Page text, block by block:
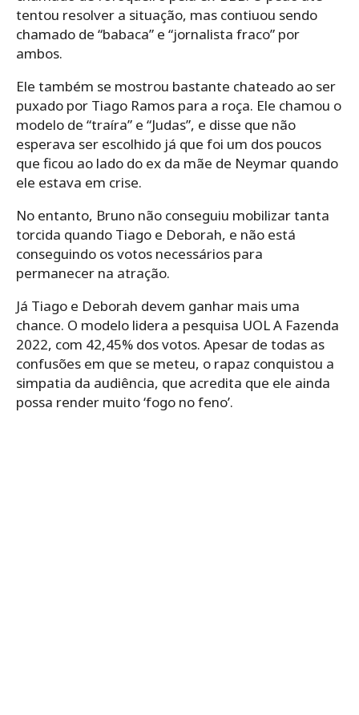
tentou resolver a situação, mas contiuou sendo
chamado de “babaca” e “jornalista fraco” por
ambos.
Ele também se mostrou bastante chateado ao ser
puxado por Tiago Ramos para a roça. Ele chamou o
modelo de “traíra” e “Judas”, e disse que não
esperava ser escolhido já que foi um dos poucos
que ficou ao lado do ex da mãe de Neymar quando
ele estava em crise.
No entanto, Bruno não conseguiu mobilizar tanta
torcida quando Tiago e Deborah, e não está
conseguindo os votos necessários para
permanecer na atração.
Já Tiago e Deborah devem ganhar mais uma
chance. O modelo lidera a pesquisa UOL A Fazenda
2022, com 42,45% dos votos. Apesar de todas as
confusões em que se meteu, o rapaz conquistou a
simpatia da audiência, que acredita que ele ainda
possa render muito ‘fogo no feno’.